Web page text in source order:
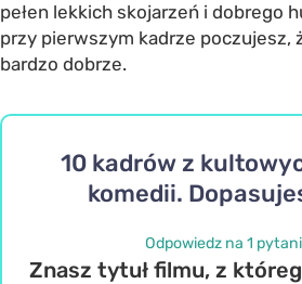
pełen lekkich skojarzeń i dobrego
przy pierwszym kadrze poczujesz,
bardzo dobrze.
10 kadrów z
komedii.
Odpowiedz na 1
Znasz tytuł filmu, z